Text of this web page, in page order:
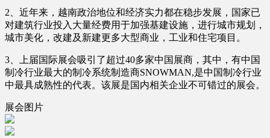
2、近年来，越南政治地位和经济实力都在稳步发展，国家已
对建筑行业投入大量经费用于加强基建设施，进行城市规划，
城市美化，改建及新建更多大型商业，工业和住宅项目。
3、上届国际展会吸引了超过40多家中国展商，其中，有中国
制冷行业最大的制冷系统制造商SNOWMAN,是中国制冷行业
中最具成熟性的代表。该展是国内相关企业不可错过的展会。
展会图片